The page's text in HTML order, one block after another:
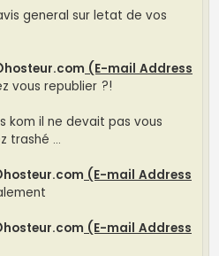
general sur letat de vos
(E-mail Address
vous republier ?!
kom il ne devait pas vous
trashé ...
(E-mail Address
(E-mail Address